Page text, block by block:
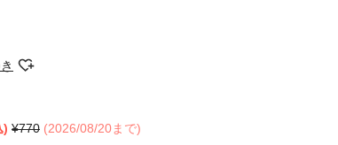
) 770 (2026/08/20まで)